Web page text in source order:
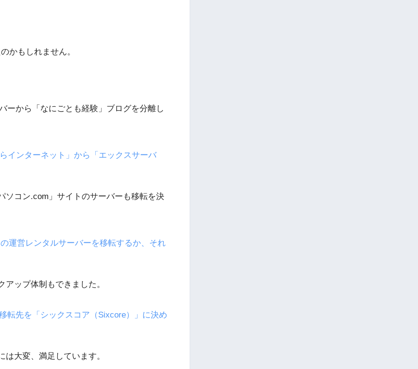
かもしれません。
ーから「なにごとも経験」ブログを分離し
インターネット」から「エックスサーバ
ソコン.com」サイトのサーバーも移転を決
運営レンタルサーバーを移転するか、それ
ップ体制もできました。
転先を「シックスコア（Sixcore）」に決め
大変、満足しています。